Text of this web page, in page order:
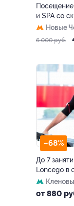
и SPA со
Новые
6 000 руб.
–68%
До 7
Loncego в
от 880